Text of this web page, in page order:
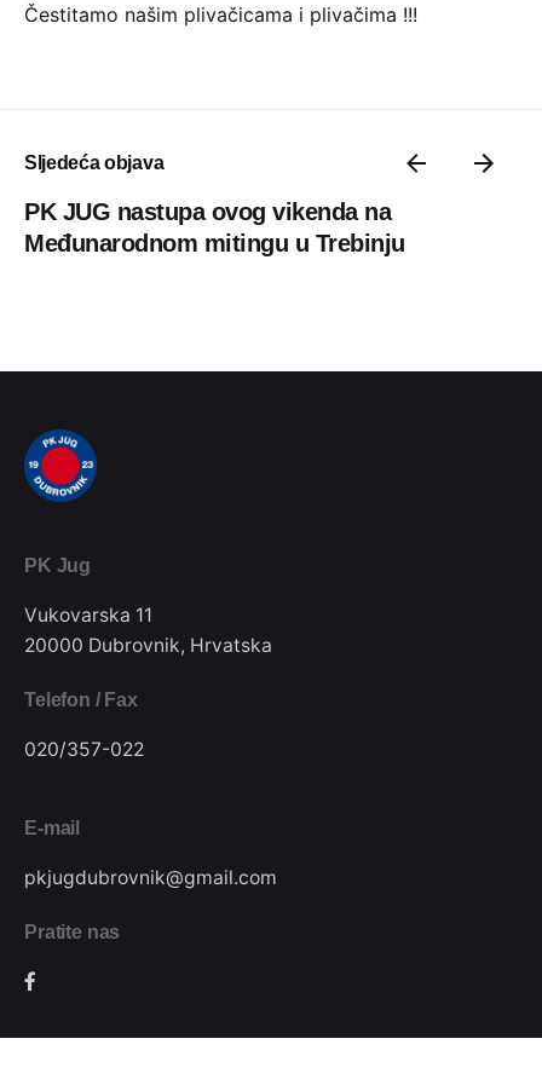
Čestitamo našim plivačicama i plivačima !!!
Sljedeća objava
PK JUG nastupa ovog vikenda na
Međunarodnom mitingu u Trebinju
PK Jug
Vukovarska 11
20000 Dubrovnik, Hrvatska
Telefon / Fax
020/357-022
E-mail
pkjugdubrovnik@gmail.com
Pratite nas